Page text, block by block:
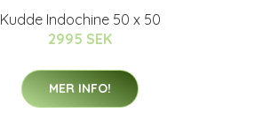
Kudde Indochine 50 x 50
2995 SEK
MER INFO!